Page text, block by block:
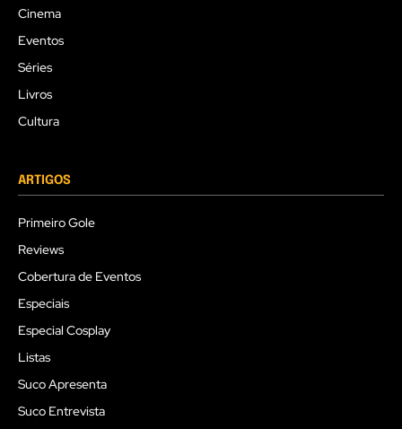
Cinema
Eventos
Séries
Livros
Cultura
ARTIGOS
Primeiro Gole
Reviews
Cobertura de Eventos
Especiais
Especial Cosplay
Listas
Suco Apresenta
Suco Entrevista